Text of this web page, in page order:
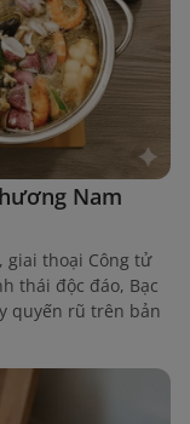
Nam
giai thoại Công tử
thái độc đáo, Bạc
quyến rũ trên bản